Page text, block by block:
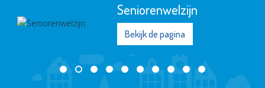
Seniorenwelzijn
Bekijk de pagina